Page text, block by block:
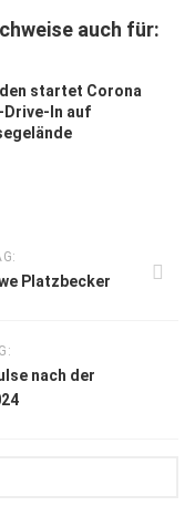
auch für:
startet Corona
In auf
Platzbecker
nach der